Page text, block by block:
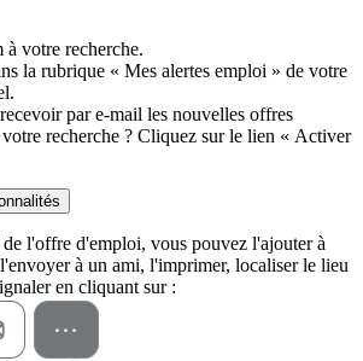
votre recherche.
la rubrique « Mes alertes emploi » de votre
par e-mail les nouvelles offres
recherche ? Cliquez sur le lien « Activer
l'offre d'emploi, vous pouvez l'ajouter à
à un ami, l'imprimer, localiser le lieu
en cliquant sur :